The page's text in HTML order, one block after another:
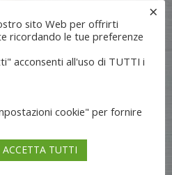
sito Web per offrirti
ricordando le tue preferenze
acconsenti all'uso di TUTTI i
×
cookie" per fornire
ACCETTA TUTTI